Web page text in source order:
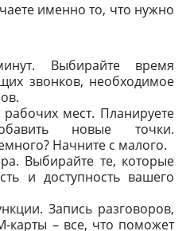
именно то, что нужно
Выбирайте время
звонков, необходимое
мест. Планируете
новые точки.
Начните с малого.
Выбирайте те, которые
и доступность вашего
Запись разговоров,
карты – все, что поможет